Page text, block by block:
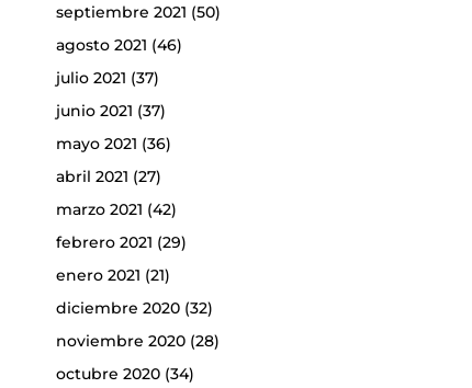
septiembre 2021 (50)
agosto 2021 (46)
julio 2021 (37)
junio 2021 (37)
mayo 2021 (36)
abril 2021 (27)
marzo 2021 (42)
febrero 2021 (29)
enero 2021 (21)
diciembre 2020(32)
noviembre 2020(28)
octubre 2020(34)